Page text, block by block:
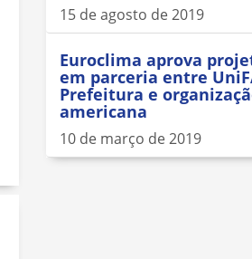
15 de agosto de 2019
Euroclima aprova
em parceria entre
Prefeitura e
americana
10 de março de 2019